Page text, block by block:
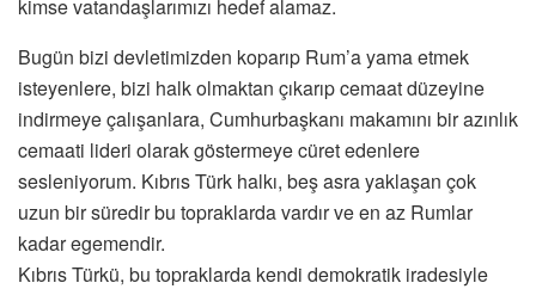
kimse vatandaşlarımızı hedef alamaz.
Bugün bizi devletimizden koparıp Rum’a yama etmek
isteyenlere, bizi halk olmaktan çıkarıp cemaat düzeyine
indirmeye çalışanlara, Cumhurbaşkanı makamını bir azınlık
cemaati lideri olarak göstermeye cüret edenlere
sesleniyorum. Kıbrıs Türk halkı, beş asra yaklaşan çok
uzun bir süredir bu topraklarda vardır ve en az Rumlar
kadar egemendir.
Kıbrıs Türkü, bu topraklarda kendi demokratik iradesiyle